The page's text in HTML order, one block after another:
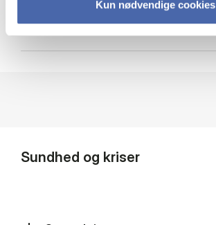
Kun nødvendige cookies
Cybersikkerhed
Sundhed og kriser